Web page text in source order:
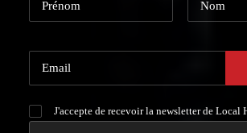
J'accepte de recevoir la newsletter de Local